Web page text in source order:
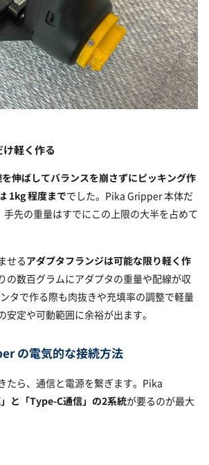
軽く作る
を伸ばしてバランスを崩さずにピッキング作
1kg 程度まででした。Pika Gripper 本体だ
手先の重量はすでにこの上限の大半を占めて
せるアダプタフランジは可能な限り軽く作
の数百グラムにアダプタの重量や配線が収
タで作る際も肉抜きや充填率の調整で軽量
定や可動範囲に余裕が出ます。
の電気的な接続方法
たら、通信と電源を繋ぎます。Pika
と 「Type-C通信」 の2系統が要るのが最大